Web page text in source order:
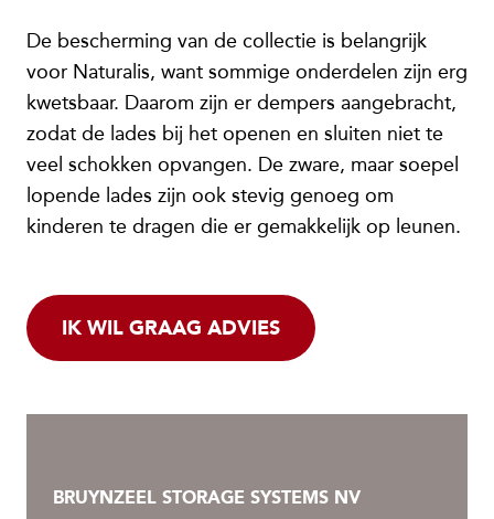
De bescherming van de collectie is belangrijk
voor Naturalis, want sommige onderdelen zijn erg
kwetsbaar. Daarom zijn er dempers aangebracht,
zodat de lades bij het openen en sluiten niet te
veel schokken opvangen. De zware, maar soepel
lopende lades zijn ook stevig genoeg om
kinderen te dragen die er gemakkelijk op leunen.
IK WIL GRAAG ADVIES
BRUYNZEEL STORAGE SYSTEMS NV